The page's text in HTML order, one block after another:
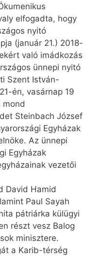
elfogadta, hogy
nyitó
(január 21.) 2018-
való imádkozás
ünnepi nyitó
Szent István-
én, vasárnap 19
mond
Steinbach József
Egyházak
Az ünnepi
Egyházak
vezetői
David Hamid
Paul Sayah
pátriárka külügyi
részt vesz Balog
minisztere.
a Karib-térség